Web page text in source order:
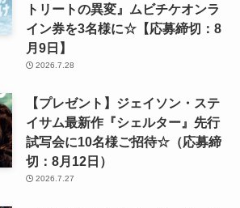
トリートの異変』ムビチケオンラ
イン券を3名様に☆【応募締切：8
月9日】
2026.7.28
【プレゼント】ジェイソン・ステ
イサム最新作『シェルター』先行
試写会に10名様ご招待☆（応募締
切：8月12日）
2026.7.27